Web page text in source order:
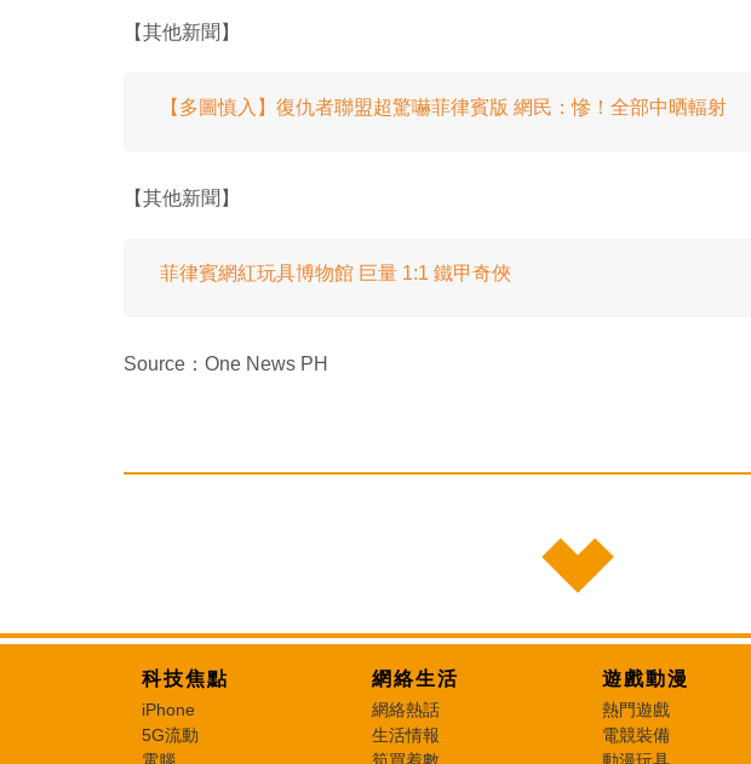
【其他新聞】
【多圖慎入】復仇者聯盟超驚嚇菲律賓版 網民：慘！全部中晒輻射
【其他新聞】
菲律賓網紅玩具博物館 巨量 1:1 鐵甲奇俠
Source：One News PH
科技焦點
iPhone
5G流動
網絡生活
網絡熱話
生活情報
遊戲動漫
熱門遊戲
電競裝備